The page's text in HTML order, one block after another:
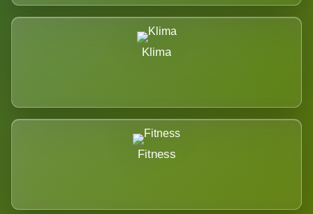
Klima
Fitness